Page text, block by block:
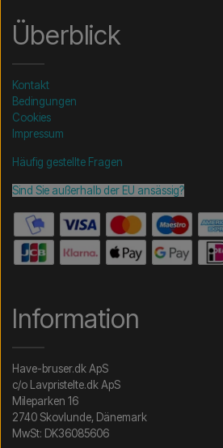
Überblick
Kontakt
Bedingungen
Cookies
Impressum
Häufig gestellte Fragen
Sind Sie außerhalb der EU ansässig?
Information
Have-bruser.dk ApS
c/o Lavpristelte.dk ApS
Mileparken 16
2740 Skovlunde, Dänemark
MwSt: DK36085606